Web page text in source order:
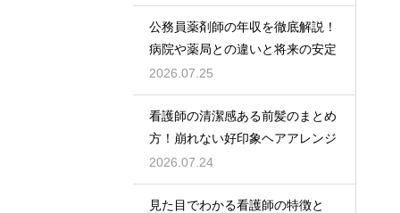
公務員薬剤師の年収を徹底解説！
病院や薬局との違いと将来の安定
2026.07.25
看護師の清潔感ある前髪のまとめ
方！崩れない好印象ヘアアレンジ
2026.07.24
見た目でわかる看護師の特徴と